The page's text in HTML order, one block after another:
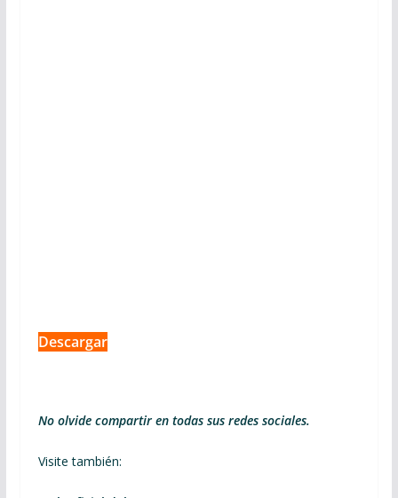
Descargar
No olvide compartir en todas sus redes sociales.
Visite también: